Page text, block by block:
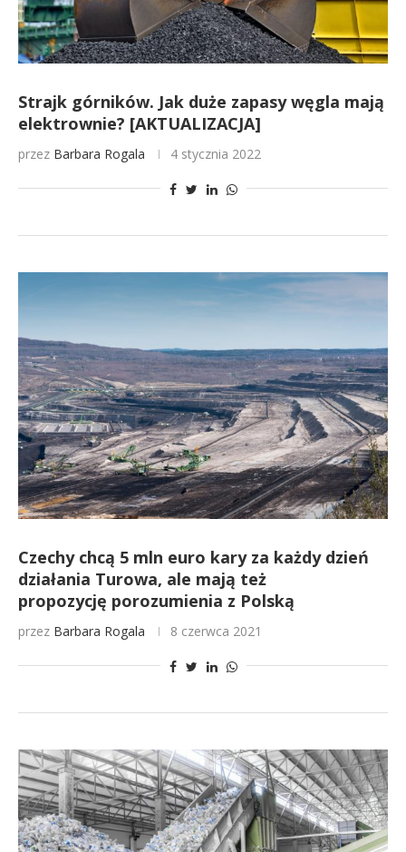
Strajk górników. Jak duże zapasy węgla mają
elektrownie? [AKTUALIZACJA]
przez Barbara Rogala 4 stycznia 2022
Czechy chcą 5 mln euro kary za każdy dzień
działania Turowa, ale mają też
propozycję porozumienia z Polską
przez Barbara Rogala 8 czerwca 2021